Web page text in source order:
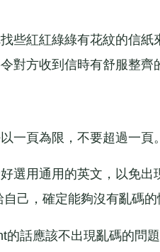
紅紅綠綠有花紋的信紙
對方收到信時有舒服整齊
頁為限，不要超過一頁。
用通用的英文，以免出
己，確定能夠沒有亂碼的
話應該不出現亂碼的問